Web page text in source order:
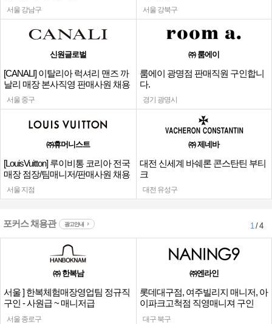
서울 강남구 서울 강북구
신원글로벌
[CANALI] 이탈리아 럭셔리 맨즈 까
날리 매장 본사직영 판매사원 채용
서울 중구
㈜ 룸에이
룸에이 광명점 판매직원 구인합니
다.
경기 광명시
㈜휴머니스트
[LouisVuitton] 루이비통 코리아 전국
매장 점장/팀매니저/판매사원 채용
서울 지점
㈜ 제네바
대전 신세계 바쉐론 콘스탄틴 부티
크
대전 유성구
포커스 채용관 광고안내 1/ 4
㈜ 한복남
서울 ] 한복체험매장영업팀 정규직
구인 - 사원급 ~ 매니저급
서울 종로구
㈜엔라인
롯데대구점, 여주빌리지 매니저, 아
이파크고척점 직영매니져 구인
대구 북구